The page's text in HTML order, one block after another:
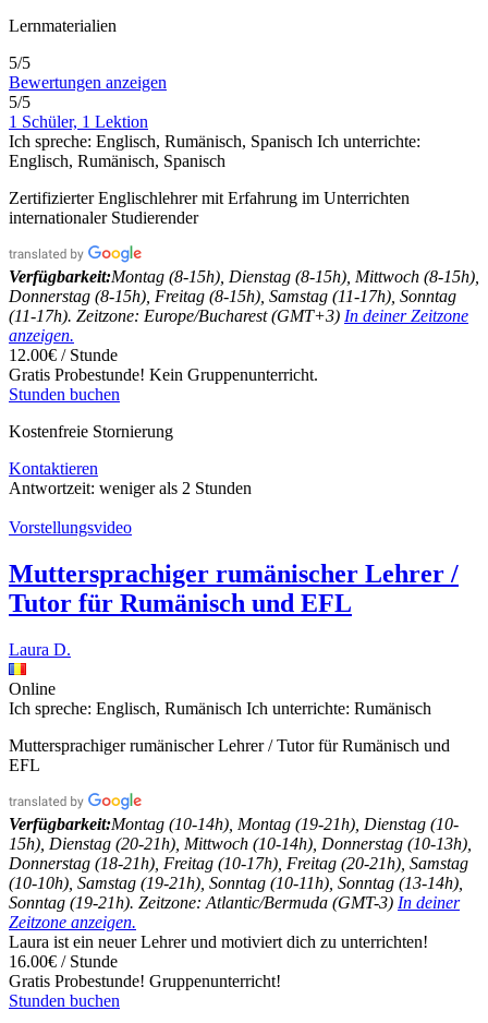
Lernmaterialien
5/5
Bewertungen anzeigen
5/5
1 Schüler, 1 Lektion
Ich spreche: Englisch, Rumänisch, Spanisch Ich unterrichte:
Englisch, Rumänisch, Spanisch
Zertifizierter Englischlehrer mit Erfahrung im Unterrichten
internationaler Studierender
Verfügbarkeit:Montag (8-15h), Dienstag (8-15h), Mittwoch (8-15h),
Donnerstag (8-15h), Freitag (8-15h), Samstag (11-17h), Sonntag
(11-17h). Zeitzone: Europe/Bucharest (GMT+3) In deiner Zeitzone
anzeigen.
12.00€ / Stunde
Gratis Probestunde! Kein Gruppenunterricht.
Stunden buchen
Kostenfreie Stornierung
Kontaktieren
Antwortzeit: weniger als 2 Stunden
Vorstellungsvideo
Muttersprachiger rumänischer Lehrer /
Tutor für Rumänisch und EFL
Laura D.
Online
Ich spreche: Englisch, Rumänisch Ich unterrichte: Rumänisch
Muttersprachiger rumänischer Lehrer / Tutor für Rumänisch und
EFL
Verfügbarkeit:Montag (10-14h), Montag (19-21h), Dienstag (10-
15h), Dienstag (20-21h), Mittwoch (10-14h), Donnerstag (10-13h),
Donnerstag (18-21h), Freitag (10-17h), Freitag (20-21h), Samstag
(10-10h), Samstag (19-21h), Sonntag (10-11h), Sonntag (13-14h),
Sonntag (19-21h). Zeitzone: Atlantic/Bermuda (GMT-3) In deiner
Zeitzone anzeigen.
Laura ist ein neuer Lehrer und motiviert dich zu unterrichten!
16.00€ / Stunde
Gratis Probestunde! Gruppenunterricht!
Stunden buchen